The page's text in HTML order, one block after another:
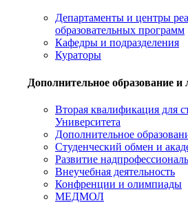
Департаменты и центры
образовательных программ
Кафедры и подразделения
Кураторы
Дополнительное образование и
Вторая квалификация для
Университета
Дополнительное
Студенческий обмен и
Развитие
Внеучебная деятельность
Конфренции и олимпиады
МЕДМОЛ